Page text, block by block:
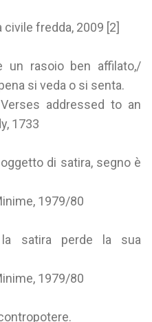
civile fredda, 2009 [2]
un rasoio ben affilato,/
si veda o si senta.
addressed to an
1733
di satira, segno è
1979/80
satira perde la sua
1979/80